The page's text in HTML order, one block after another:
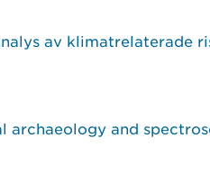
av klimatrelaterade
and